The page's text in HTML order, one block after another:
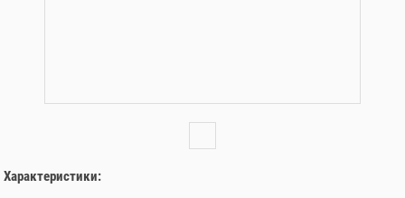
Характеристики: